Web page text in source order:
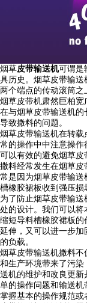
烟草皮带输送机可谓是
具历史。烟草皮带输
两个端点的传动滚筒之
烟草皮带机肃然巨柏
在与烟草皮带输送机
导致撒料的问题。
烟草皮带输送机在转
常的操作中中注意操
可以有效的避免烟草
撒料经常发生在烟草
常是因为烟草皮带输
槽橡胶裙板收到强压损
为了防止烟草皮带输
处的设计。我们可以
缩短导料槽橡胶裙板
延伸，又可以进一步
的负载。
烟草皮带输送机撒料
和生产环境带来了污染
送机的维护和改良更新
单的操作问题和输送机
掌握基本的操作规范或